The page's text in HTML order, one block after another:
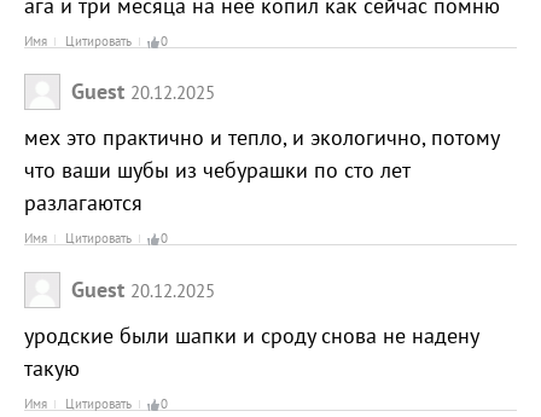
Имя Цитировать 0
Guest 20.12.2025
мех это практично и тепло, и экологично, потому
что ваши шубы из чебурашки по сто лет
разлагаются
Имя Цитировать 0
Guest 20.12.2025
уродские были шапки и сроду снова не надену
такую
Имя Цитировать 0